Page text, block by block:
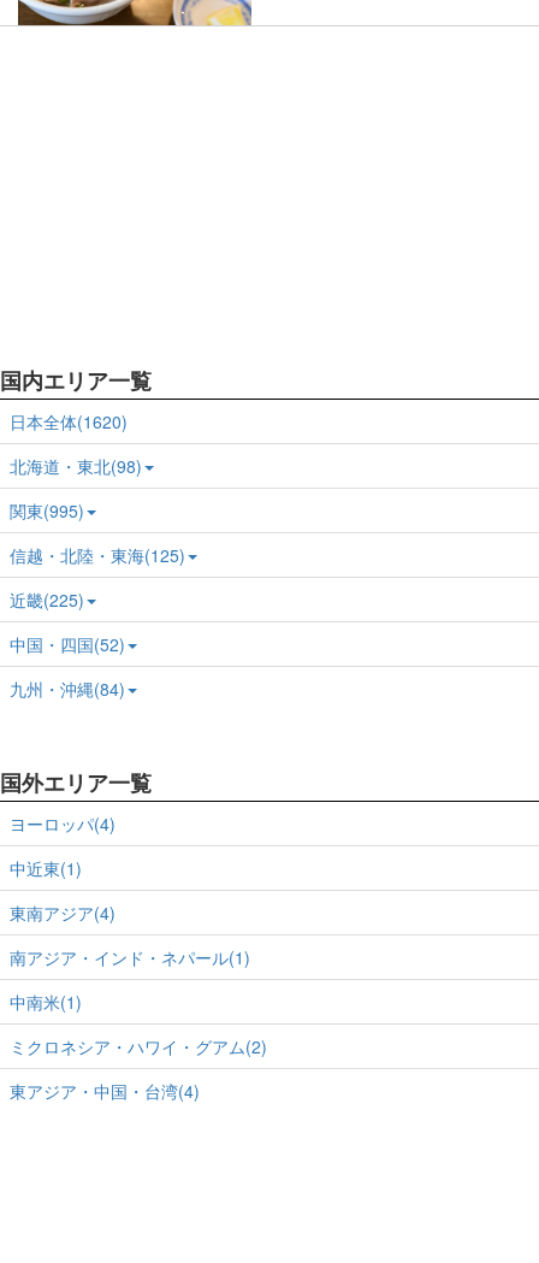
国内エリア一覧
日本全体(1620)
北海道・東北(98)
関東(995)
信越・北陸・東海(125)
近畿(225)
中国・四国(52)
九州・沖縄(84)
国外エリア一覧
ヨーロッパ(4)
中近東(1)
東南アジア(4)
南アジア・インド・ネパール(1)
中南米(1)
ミクロネシア・ハワイ・グアム(2)
東アジア・中国・台湾(4)